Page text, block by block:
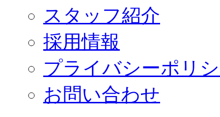
スタッフ紹介
採用情報
プライバシーポリ
お問い合わせ